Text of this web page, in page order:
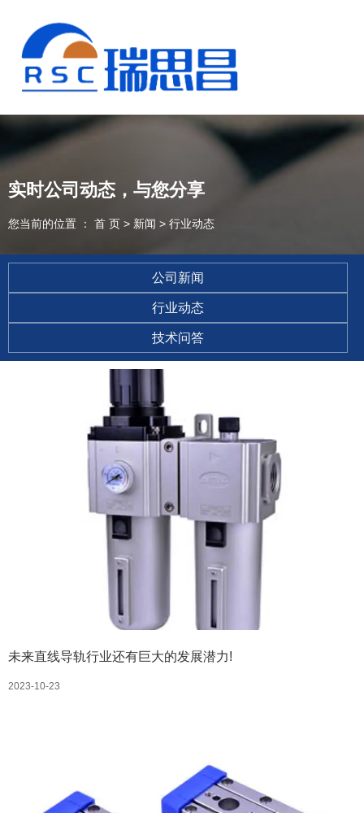
13925235098
实时公司动态，与您分享
您当前的位置 ： 首 页 > 新闻 > 行业动态
公司新闻
行业动态
技术问答
未来直线导轨行业还有巨大的发展潜力!
2023-10-23